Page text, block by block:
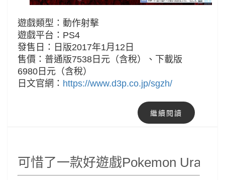
遊戲類型：動作射擊
遊戲平台：PS4
發售日：日版2017年1月12日
售價：普通版7538日元（含稅）、下載版
6980日元 （含稅）
日文官網： https://www.d3p.co.jp/sgzh/
繼續閱讀
可惜了一款好遊戲Pokemon